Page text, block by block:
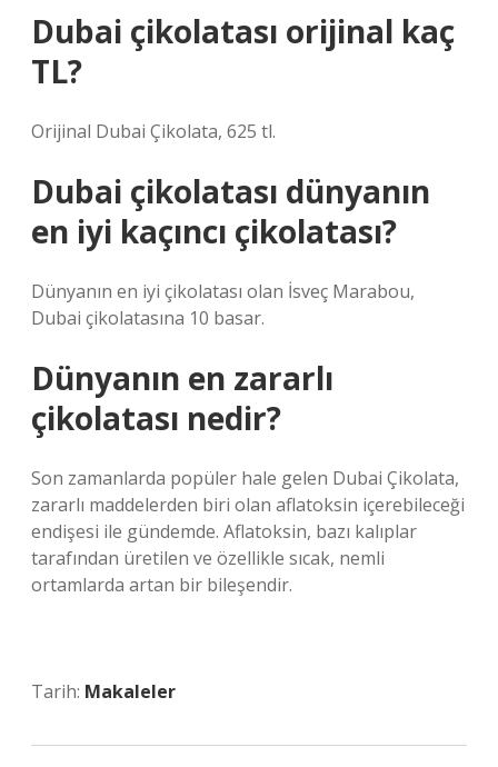
Dubai çikolatası orijinal kaç
TL?
Orijinal Dubai Çikolata, 625 tl.
Dubai çikolatası dünyanın
en iyi kaçıncı çikolatası?
Dünyanın en iyi çikolatası olan İsveç Marabou,
Dubai çikolatasına 10 basar.
Dünyanın en zararlı
çikolatası nedir?
Son zamanlarda popüler hale gelen Dubai Çikolata,
zararlı maddelerden biri olan aflatoksin içerebileceği
endişesi ile gündemde. Aflatoksin, bazı kalıplar
tarafından üretilen ve özellikle sıcak, nemli
ortamlarda artan bir bileşendir.
Tarih: Makaleler